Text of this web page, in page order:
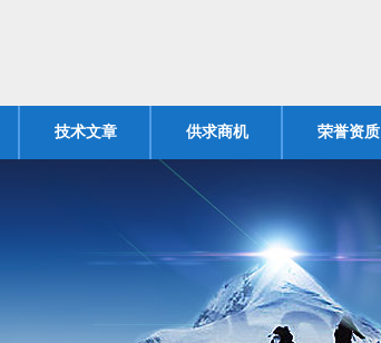
技术文章 供求商机 荣誉资质